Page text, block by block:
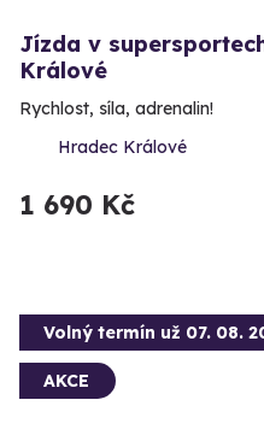
Jízda v
Králové
Rychlost, síla, adrenalin!
Hradec Králové
1 690 Kč
Volný termín už 07. 08.
AKCE